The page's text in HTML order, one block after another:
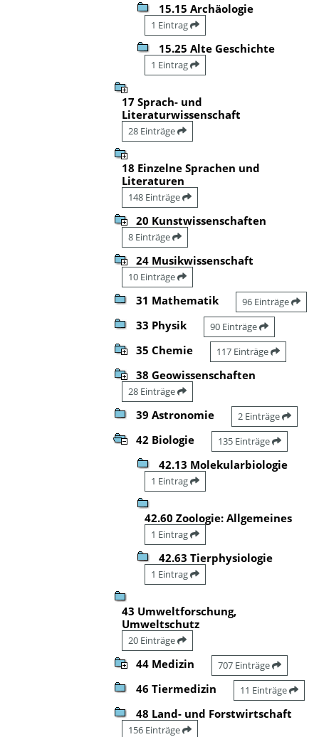
15.15 Archäologie
1 Eintrag
15.25 Alte Geschichte
1 Eintrag
17 Sprach- und
Literaturwissenschaft
28 Einträge
18 Einzelne Sprachen und
Literaturen
148 Einträge
20 Kunstwissenschaften
8 Einträge
24 Musikwissenschaft
10 Einträge
31 Mathematik 96 Einträge
33 Physik 90 Einträge
35 Chemie 117 Einträge
38 Geowissenschaften
28 Einträge
39 Astronomie 2 Einträge
42 Biologie 135 Einträge
42.13 Molekularbiologie
1 Eintrag
42.60 Zoologie: Allgemeines
1 Eintrag
42.63 Tierphysiologie
1 Eintrag
43 Umweltforschung,
Umweltschutz
20 Einträge
44 Medizin 707 Einträge
46 Tiermedizin 11 Einträge
48 Land- und Forstwirtschaft
156 Einträge